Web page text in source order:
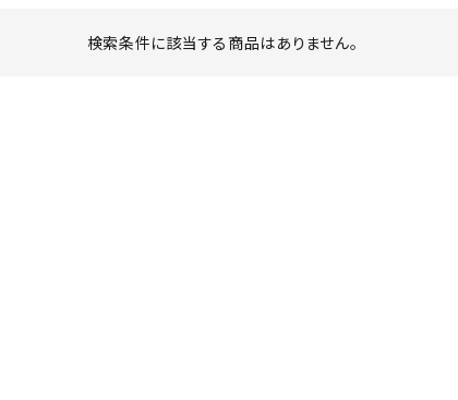
フライヤー
ビッグアイス・その他異形
検索条件に該当する商品はありません。